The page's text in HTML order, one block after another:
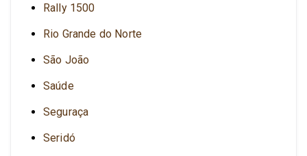
Rally 1500
Rio Grande do Norte
São João
Saúde
Seguraça
Seridó